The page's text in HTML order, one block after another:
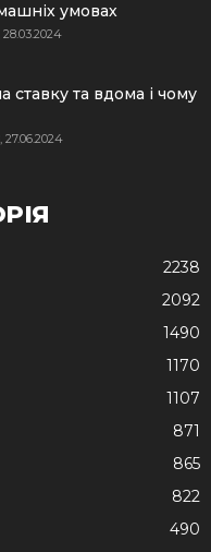
умовах
28.03.2024
ставку та вдома і чому
27.06.2024
2238
2092
1490
1170
1107
871
865
822
490